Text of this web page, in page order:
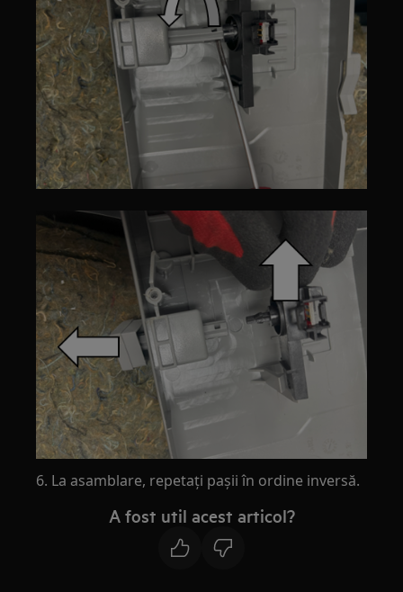
6. La asamblare, repetați pașii în ordine inversă.
A fost util acest articol?